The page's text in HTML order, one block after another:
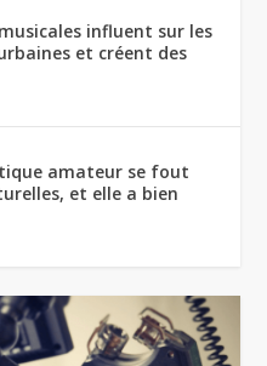
influent sur les
et créent des
amateur se fout
et elle a bien